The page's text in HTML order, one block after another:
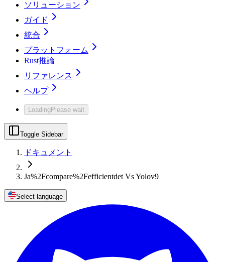
ソリューション
ガイド
統合
プラットフォーム
Rust推論
リファレンス
ヘルプ
LoadingPlease wait
Toggle Sidebar
ドキュメント
Ja%2Fcompare%2Fefficientdet Vs Yolov9
Select language